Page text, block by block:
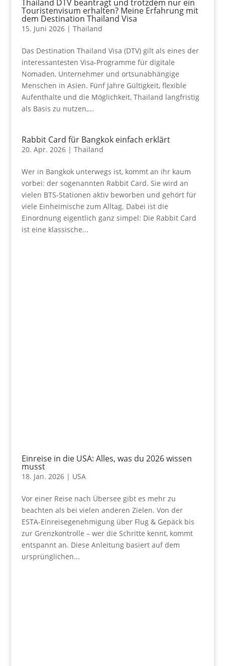
Thailand DTV beantragt und trotzdem nur ein
Touristenvisum erhalten? Meine Erfahrung mit
dem Destination Thailand Visa
15. Juni 2026| Thailand
Das Destination Thailand Visa (DTV) gilt als eines der
interessantesten Visa-Programme für digitale
Nomaden, Unternehmer und ortsunabhängige
Menschen in Asien. Fünf Jahre Gültigkeit, flexible
Aufenthalte und die Möglichkeit, Thailand langfristig
als Basis zu nutzen,...
Rabbit Card für Bangkok einfach erklärt
20. Apr. 2026| Thailand
Wer in Bangkok unterwegs ist, kommt an ihr kaum
vorbei: der sogenannten Rabbit Card. Sie wird an
vielen BTS-Stationen aktiv beworben und gehört für
viele Einheimische zum Alltag. Dabei ist die
Einordnung eigentlich ganz simpel: Die Rabbit Card
ist eine klassische...
Einreise in die USA: Alles, was du 2026 wissen
musst
18. Jan. 2026| USA
Vor einer Reise nach Übersee gibt es mehr zu
beachten als bei vielen anderen Zielen. Von der
ESTA-Einreisegenehmigung über Flug & Gepäck bis
zur Grenzkontrolle – wer die Schritte kennt, kommt
entspannt an. Diese Anleitung basiert auf dem
ursprünglichen...